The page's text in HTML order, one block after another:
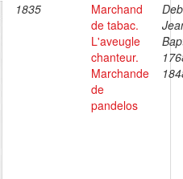
1835
Marchand
de tabac.
L'aveugle
chanteur.
Marchande
de
pandelos